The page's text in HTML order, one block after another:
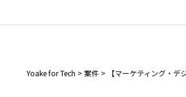
Yoake for Tech > 案件 > 【マーケティング・